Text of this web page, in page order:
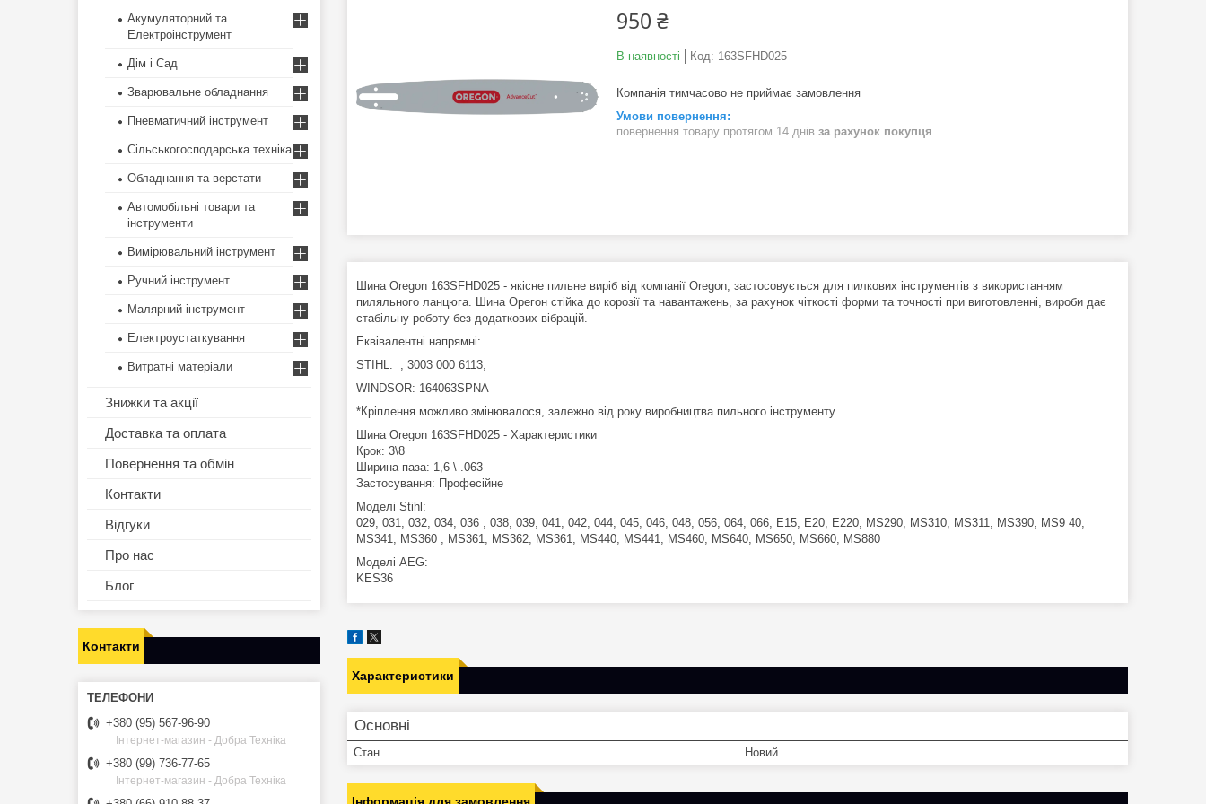
950 ₴
В наявності Код: 163SFHD025
Компанія тимчасово не приймає замовлення
повернення товару протягом 14 днів за рахунок покупця
Шина Oregon 163SFHD025 - якісне пильне виріб від компанії Oregon, застосовується для пилкових інструментів з використанням
пиляльного ланцюга. Шина Орегон стійка до корозії та навантажень, за рахунок чіткості форми та точності при виготовленні, вироби дає
стабільну роботу без додаткових вібрацій.
Еквівалентні напрямні:
STIHL: , 3003 000 6113,
WINDSOR: 164063SPNA
*Кріплення можливо змінювалося, залежно від року виробництва пильного інструменту.
Шина Oregon 163SFHD025 - Характеристики
Крок: 3\8
Ширина паза: 1,6 \ .063
Застосування: Професійне
Моделі Stihl:
029, 031, 032, 034, 036 , 038, 039, 041, 042, 044, 045, 046, 048, 056, 064, 066, E15, E20, E220, MS290, MS310, MS311, MS390, MS9 40,
MS341, MS360 , MS361, MS362, MS361, MS440, MS441, MS460, MS640, MS650, MS660, MS880
Моделі AEG:
KES36
Характеристики
Основні
Стан Новий
Акумуляторний та
Електроінструмент
Дім і Сад
Зварювальне обладнання
Пневматичний інструмент
Сільськогосподарська техніка
Обладнання та верстати
Автомобільні товари та
інструменти
Вимірювальний інструмент
Ручний інструмент
Малярний інструмент
Електроустаткування
Витратні матеріали
Знижки та акції
Доставка та оплата
Повернення та обмін
Контакти
Відгуки
Про нас
Блог
Контакти
+380 (95) 567-96-90
Інтернет-магазин - Добра Техніка
+380 (99) 736-77-65
Інтернет-магазин - Добра Техніка